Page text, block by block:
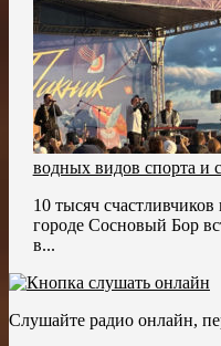
водных видов спорта и
10 тысяч
городе Сосновый Бор
в...
Слушайте радио онлайн,